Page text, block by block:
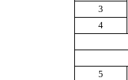
3
4
5